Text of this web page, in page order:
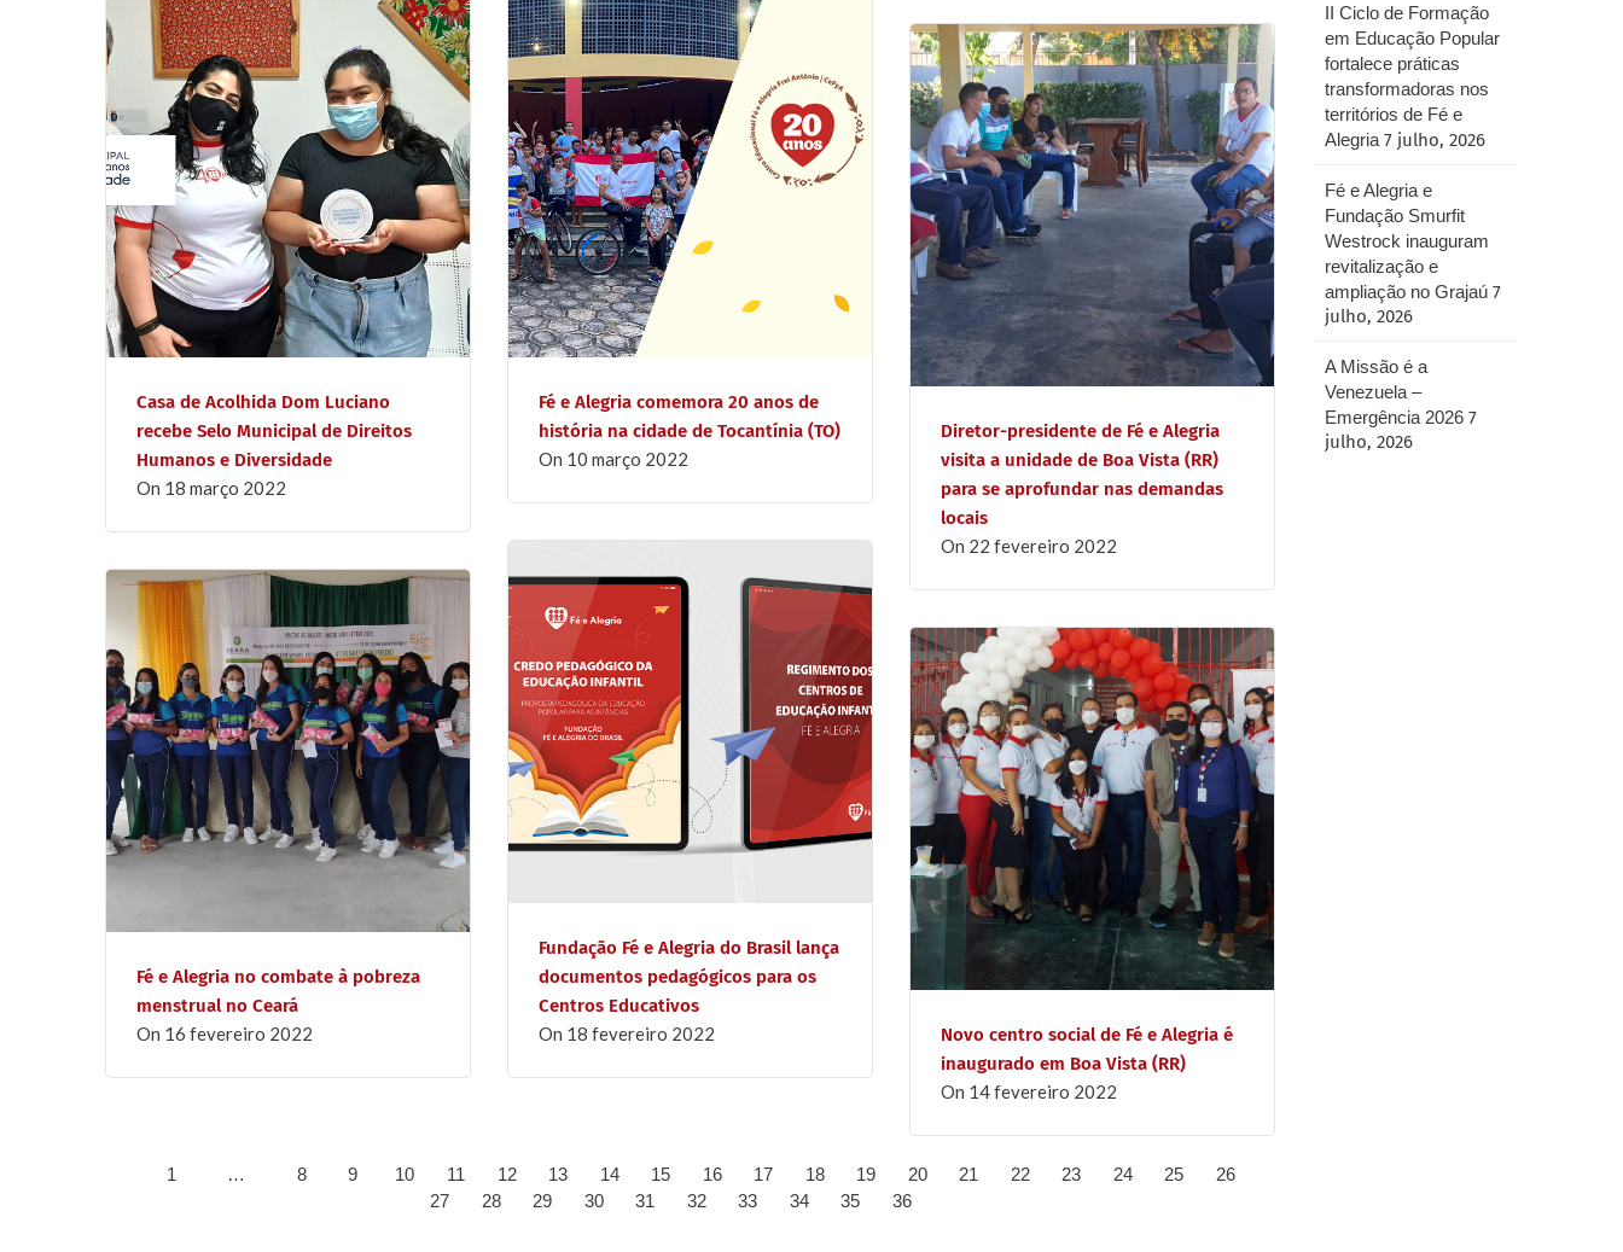
Casa de Acolhida Dom Luciano
recebe Selo Municipal de Direitos
Humanos e Diversidade
on 18 março 2022
Fé e Alegria comemora 20 anos de
história na cidade de Tocantínia (TO)
on 10 março 2022
Diretor-presidente de Fé e Alegria
visita a unidade de Boa Vista (RR)
para se aprofundar nas demandas
locais
on 22 fevereiro 2022
Fundação Fé e Alegria do Brasil lança
documentos pedagógicos para os
Centros Educativos
on 18 fevereiro 2022
Fé e Alegria no combate à pobreza
menstrual no Ceará
on 16 fevereiro 2022
Novo centro social de Fé e Alegria é
inaugurado em Boa Vista (RR)
on 14 fevereiro 2022
1 … 8 9 10 11 12 13 14 15 16 17 18 19 20 21 22 23 24 25
26
27
28 29 30 31 32 33 34 35 36
II Ciclo de Formação
em Educação Popular
fortalece práticas
transformadoras nos
territórios de Fé e
Alegria 7 julho, 2026
Fé e Alegria e
Fundação Smurfit
Westrock inauguram
revitalização e
ampliação no Grajaú 7
julho, 2026
A Missão é a
Venezuela –
Emergência 2026 7
julho, 2026